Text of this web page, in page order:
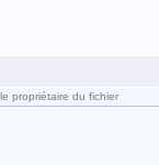
propriétaire du fichier